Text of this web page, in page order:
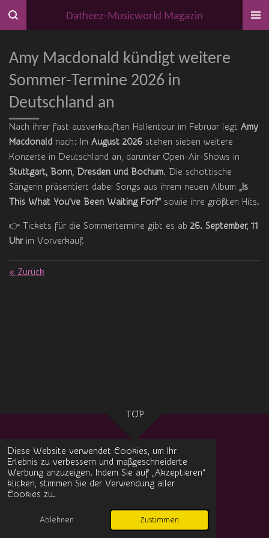
Diese Website verwendet Cookies, um Ihr
Erlebnis zu verbessern und maßgeschneiderte
Werbung anzuzeigen. Indem Sie auf „Akzeptieren“
klicken, stimmen Sie der Verwendung aller
Cookies zu.
Ablehnen Zustimmen
Zum
Hauptinhalt
Datheez-Musicworld Magazin
Amy Macdonald kündigt weitere
Sommer-Termine 2026 in
Deutschland an
Nach ihrer fast ausverkauften Hallentour im Februar legt Amy
Macdonald nach: Im August 2026 stehen sieben weitere
Konzerte in Deutschland an, darunter Open-Air-Shows in
Stuttgart, Bonn, Dresden und Bochum. Die schottische
Sängerin präsentiert dabei Songs aus ihrem neuen Album „Is
This What You’ve Been Waiting For?“ sowie ihre größten Hits.
👉 Tickets für die Sommertermine gibt es ab 26. September, 11
Uhrim Vorverkauf.
« Zurück
TOP
Impressum
Datenschutz